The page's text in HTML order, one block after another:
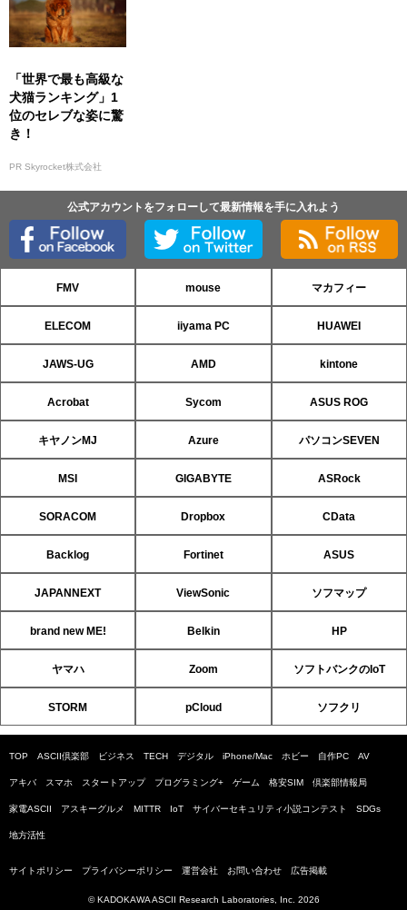
「世界で最も高級な
犬猫ランキング」1
位のセレブな姿に驚
き！
PR Skyrocket株式会社
公式アカウントをフォローして最新情報を手に入れよう
FMV mouse マカフィー
ELECOM iiyama PC HUAWEI
JAWS-UG AMD kintone
Acrobat Sycom ASUS ROG
キヤノンMJ Azure パソコンSEVEN
MSI GIGABYTE ASRock
SORACOM Dropbox CData
Backlog Fortinet ASUS
JAPANNEXT ViewSonic ソフマップ
brand new ME! Belkin HP
ヤマハ Zoom ソフトバンクのIoT
STORM pCloud ソフクリ
TOP ASCII倶楽部 ビジネス TECH デジタル iPhone/Mac ホビー 自作PC AV
アキバ スマホ スタートアップ プログラミング+ ゲーム 格安SIM 倶楽部情報局
家電ASCII アスキーグルメ MITTR IoT サイバーセキュリティ小説コンテスト SDGs
地方活性
サイトポリシー プライバシーポリシー 運営会社 お問い合わせ 広告掲載
© KADOKAWA ASCII Research Laboratories, Inc. 2026